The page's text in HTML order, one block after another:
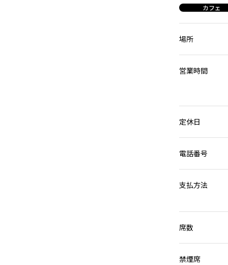
カフェ
場所
営業時間
定休日
電話番号
支払方法
席数
禁煙席